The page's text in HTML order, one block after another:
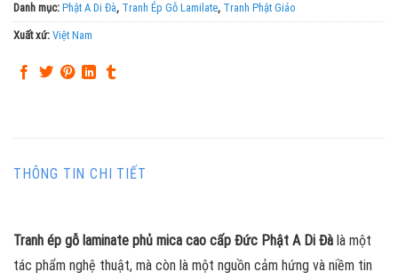
Danh mục: Phật A Di Đà, Tranh Ép Gỗ Lamilate, Tranh Phật Giáo
Xuất xứ: Việt Nam
THÔNG TIN CHI TIẾT
Tranh ép gỗ laminate phủ mica cao cấp Đức Phật A Di Đà là một
tác phẩm nghệ thuật, mà còn là một nguồn cảm hứng và niềm tin